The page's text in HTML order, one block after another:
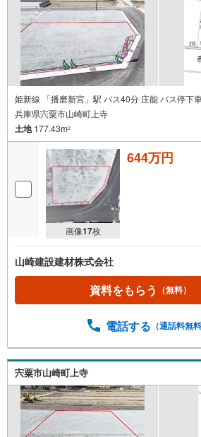
姫新線 「播磨新宮」駅 バス40分 庄能 バス停下
兵庫県宍粟市山崎町上寺
土地177.43m2
画像17枚
644万円
山崎建設建材株式会社
資料をもらう （無料）
電話する （通話料無料
宍粟市山崎町上寺